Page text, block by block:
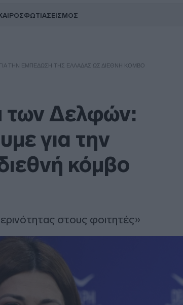
ΦΩΤΙΑΣΕΙΣΜΟΣ
ΤΗΝ ΕΜΠΈΔΩΣΗ ΤΗΣ ΕΛΛΆΔΑΣ ΩΣ ΔΙΕΘΝΉ ΚΌΜΒΟ
των Δελφών:
για την
κόμβο
στους φοιτητές»